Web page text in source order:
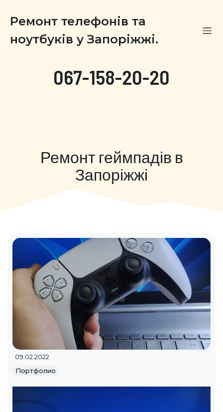
Ремонт телефонів та
ноутбуків у Запоріжжі.
067-158-20-20
Ремонт геймпадів в
Запоріжжі
09.02.2022
Портфолио